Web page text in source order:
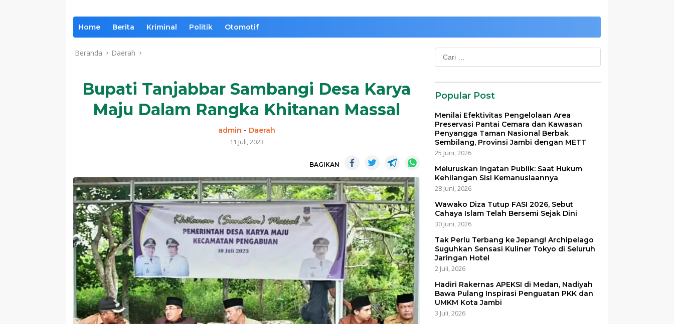
Home Berita Kriminal Politik Otomotif
Beranda Daerah
Bupati Tanjabbar Sambangi Desa Karya
Maju Dalam Rangka Khitanan Massal
admin - Daerah
11 Juli, 2023
BAGIKAN
Cari
untuk:
Popular Post
Menilai Efektivitas Pengelolaan Area
Preservasi Pantai Cemara dan Kawasan
Penyangga Taman Nasional Berbak
Sembilang, Provinsi Jambi dengan METT
25 Juni, 2026
Meluruskan Ingatan Publik: Saat Hukum
Kehilangan Sisi Kemanusiaannya
28 Juni, 2026
Wawako Diza Tutup FASI 2026, Sebut
Cahaya Islam Telah Bersemi Sejak Dini
30 Juni, 2026
Tak Perlu Terbang ke Jepang! Archipelago
Suguhkan Sensasi Kuliner Tokyo di Seluruh
Jaringan Hotel
2 Juli, 2026
Hadiri Rakernas APEKSI di Medan, Nadiyah
Bawa Pulang Inspirasi Penguatan PKK dan
UMKM Kota Jambi
3 Juli, 2026